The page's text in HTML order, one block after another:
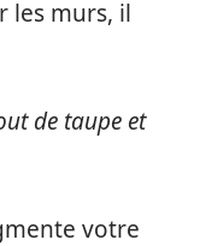
les murs, il
de taupe et
votre